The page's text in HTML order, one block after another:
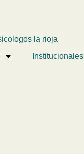
Institucionales